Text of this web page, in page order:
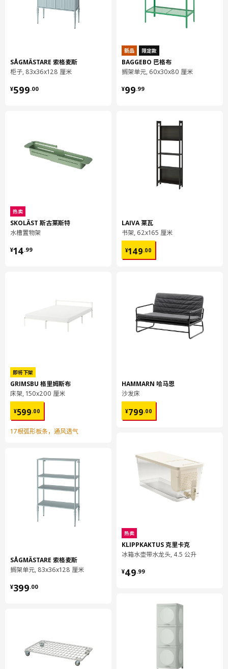
61 厘米
包装数量
高度
宽度
包装数量
纤维板, 丙烯酸漆, 塑料封边, 蜂窝结构纸质填充物（至少70%再生
材料）, 刨花板, 丙烯酸清漆, 纤维板
组装说明和文件
货号 组装手册
102.502.58 KRILLE 克瑞尔 附脚轮桌腿
SÅGMÄSTARE 索格麦斯
柜子, 83x36x128 厘米
¥599.00
¥ 599.00
热卖
SKOLÄST 斯古莱斯特
水槽置物架
¥14.99
¥ 14.99
即将下架
GRIMSBU 格里姆斯布
床架, 150x200 厘米
¥599.00
¥ 599.00
17根弧形板条，通风透气
SÅGMÄSTARE 索格麦斯
搁架单元, 83x36x128 厘米
¥399.00
¥ 399.00
新品 限定款
BAGGEBO 巴格布
搁架单元, 60x30x80 厘米
¥99.99
¥ 99.99
LAIVA 莱瓦
书架, 62x165 厘米
¥149.00
¥ 149.00
HAMMARN 哈马恩
沙发床
¥799.00
¥ 799.00
热卖
KLIPPKAKTUS 克里卡克
冰箱水壶带水龙头, 4.5 公升
¥49.99
¥ 49.99